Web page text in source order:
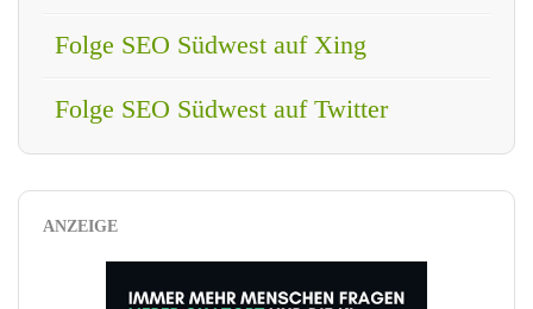
Folge SEO Südwest auf Xing
Folge SEO Südwest auf Twitter
ANZEIGE